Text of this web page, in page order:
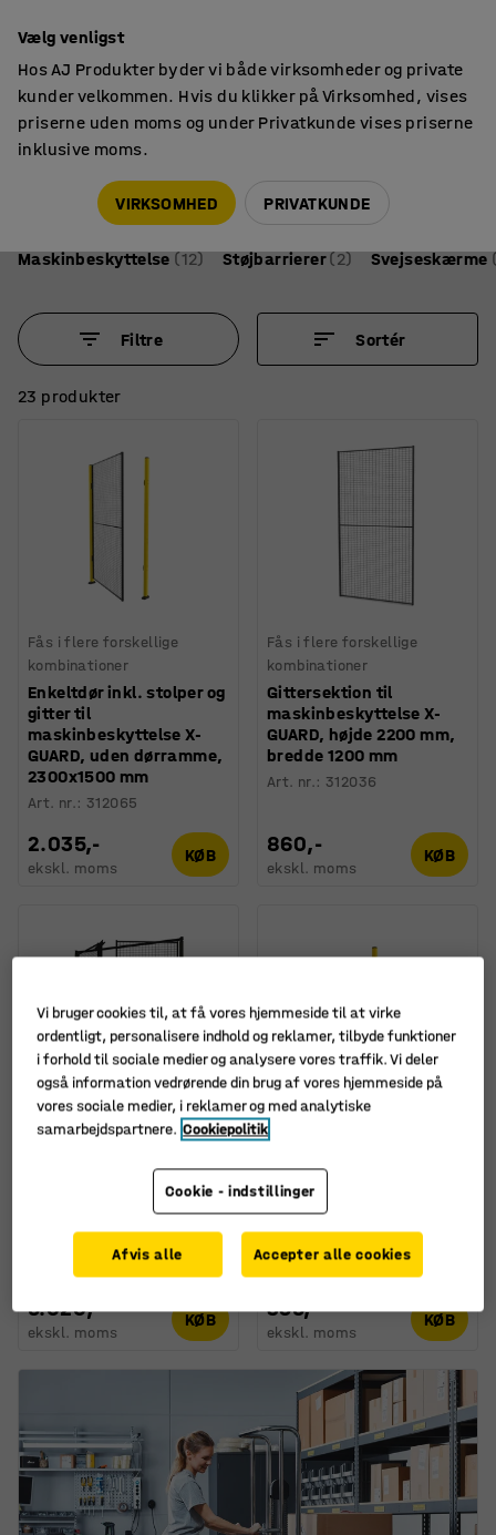
Svejseskærme og støjskærme
Maskinbeskyttelse(12) Støjbarrierer(2) Svejseskærme
Filtre Sortér
23 produkter
Fås i flere forskellige
kombinationer
Enkeltdør inkl. stolper og
gitter til
maskinbeskyttelse X-
GUARD, uden dørramme,
2300x1500 mm
Art. nr.: 312065
2.035,-
ekskl. moms
KØB
Fås i flere forskellige
kombinationer
Gittersektion til
maskinbeskyttelse X-
GUARD, højde 2200 mm,
bredde 1200 mm
Art. nr.: 312036
860,-
ekskl. moms
KØB
Fås i flere forskellige
Dobbeltdør inkl.
dørstolper og gitter X-
STORE, 2300x2000 mm,
hængelåsbeslag
5.020,-
ekskl. moms
KØB
Fås i flere forskellige
Stolpe til
maskinbeskyttelse X-
GUARD, højde 2000 mm
Art. nr. 312041
395,-
ekskl. moms
KØB
Vælg venligst
Hos AJ Produkter byder vi både virksomheder og private
kunder velkommen. Hvis du klikker på Virksomhed, vises
priserne uden moms og under Privatkunde vises priserne
inklusive moms.
VIRKSOMHED PRIVATKUNDE
Vi bruger cookies til, at få vores hjemmeside til at virke
ordentligt, personalisere indhold og reklamer, tilbyde funktioner
i forhold til sociale medier og analysere vores traffik. Vi deler
også information vedrørende din brug af vores hjemmeside på
vores sociale medier, i reklamer og med analytiske
samarbejdspartnere. Cookiepolitik
Cookie - indstillinger
Afvis alle Accepter alle cookies